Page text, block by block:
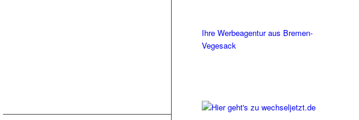
Ihre Werbeagentur aus Bremen-
Vegesack